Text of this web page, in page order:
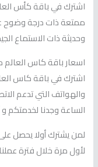
اشترك في باقة كأس
ممتعة ذات درجة وضوح
وحديثة ذات الاستماع
اسعار باقة كاس
اشترك في باقة كاس
والهواتف التي تدعم
الساعة وجدنا لخدمتكم
لمن يشترك أولا يحصل
لأول مرة خلال فترة